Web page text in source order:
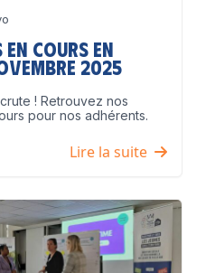
cours en
2025
! Retrouvez nos
pour nos adhérents.
Lire la suite